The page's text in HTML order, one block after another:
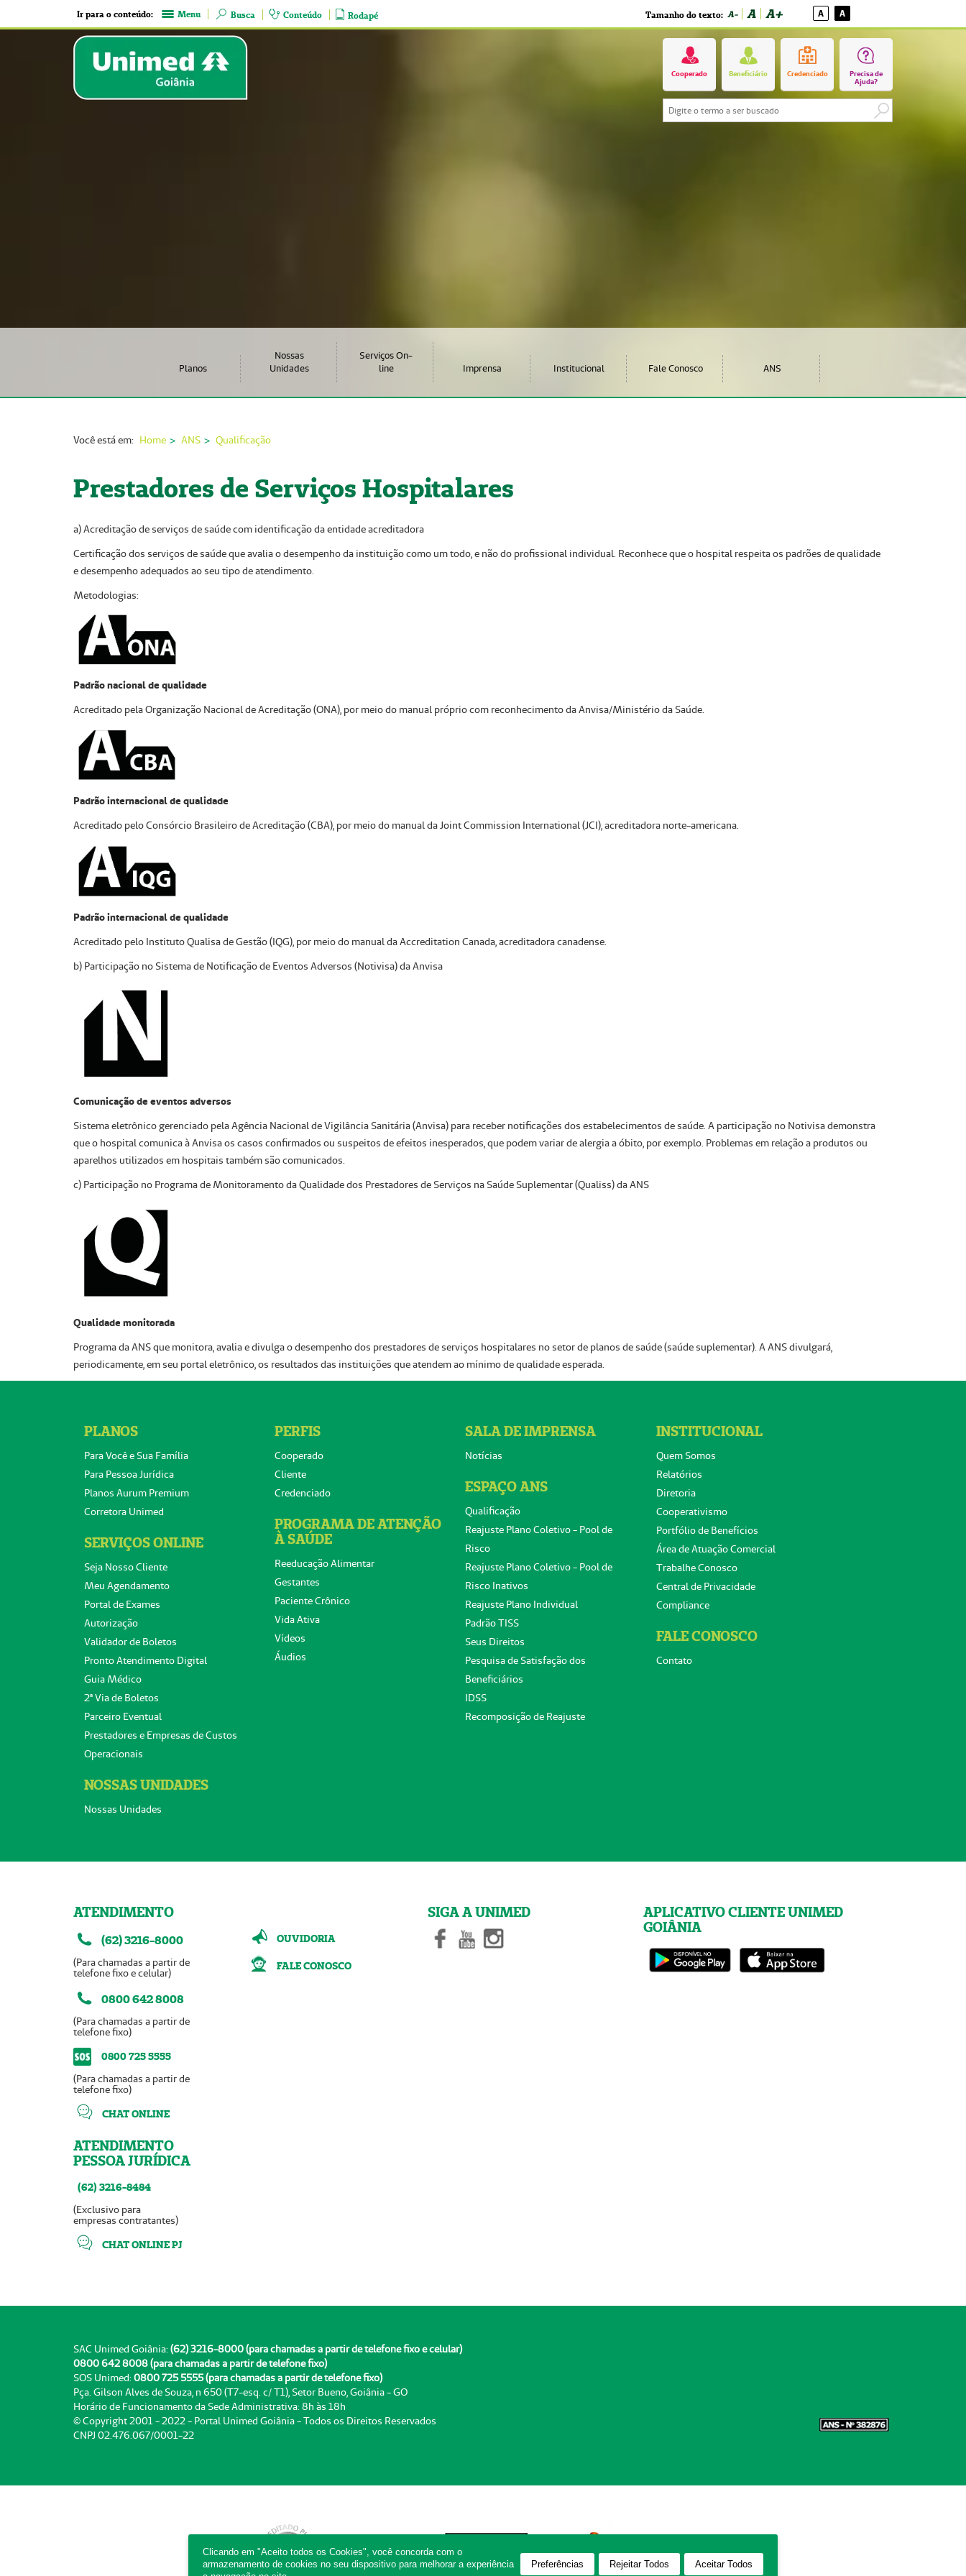
Ir para o conteúdo: Menu Busca Conteúdo Rodapé Tamanho do texto: A- A A+ A A
Cooperado Beneficiário Credenciado
Precisa de
Ajuda?
Planos
Nossas
Unidades
Serviços On-
line
Imprensa Institucional Fale Conosco ANS
Você está em: Home ANS Qualificação
Prestadores de Serviços Hospitalares
a) Acreditação de serviços de saúde com identificação da entidade acreditadora
Certificação dos serviços de saúde que avalia o desempenho da instituição como um todo, e não do profissional individual. Reconhece que o hospital respeita os padrões de qualidade
e desempenho adequados ao seu tipo de atendimento.
Metodologias:
Padrão nacional de qualidade
Acreditado pela Organização Nacional de Acreditação (ONA), por meio do manual próprio com reconhecimento da Anvisa/Ministério da Saúde.
Padrão internacional de qualidade
Acreditado pelo Consórcio Brasileiro de Acreditação (CBA), por meio do manual da Joint Commission International (JCI), acreditadora norte-americana.
Padrão internacional de qualidade
Acreditado pelo Instituto Qualisa de Gestão (IQG), por meio do manual da Accreditation Canada, acreditadora canadense.
b) Participação no Sistema de Notificação de Eventos Adversos (Notivisa) da Anvisa
Comunicação de eventos adversos
Sistema eletrônico gerenciado pela Agência Nacional de Vigilância Sanitária (Anvisa) para receber notificações dos estabelecimentos de saúde. A participação no Notivisa demonstra
que o hospital comunica à Anvisa os casos confirmados ou suspeitos de efeitos inesperados, que podem variar de alergia a óbito, por exemplo. Problemas em relação a produtos ou
aparelhos utilizados em hospitais também são comunicados.
c) Participação no Programa de Monitoramento da Qualidade dos Prestadores de Serviços na Saúde Suplementar (Qualiss) da ANS
Qualidade monitorada
Programa da ANS que monitora, avalia e divulga o desempenho dos prestadores de serviços hospitalares no setor de planos de saúde (saúde suplementar). A ANS divulgará,
periodicamente, em seu portal eletrônico, os resultados das instituições que atendem ao mínimo de qualidade esperada.
PLANOS
Para Você e Sua Família
Para Pessoa Jurídica
Planos Aurum Premium
Corretora Unimed
SERVIÇOS ONLINE
Seja Nosso Cliente
Meu Agendamento
Portal de Exames
Autorização
Validador de Boletos
Pronto Atendimento Digital
Guia Médico
2ª Via de Boletos
Parceiro Eventual
Prestadores e Empresas de Custos
Operacionais
NOSSAS UNIDADES
Nossas Unidades
PERFIS
Cooperado
Cliente
Credenciado
PROGRAMA DE ATENÇÃO
À SAÚDE
Reeducação Alimentar
Gestantes
Paciente Crônico
Vida Ativa
Vídeos
Áudios
SALA DE IMPRENSA
Notícias
ESPAÇO ANS
Qualificação
Reajuste Plano Coletivo - Pool de
Risco
Reajuste Plano Coletivo - Pool de
Risco Inativos
Reajuste Plano Individual
Padrão TISS
Seus Direitos
Pesquisa de Satisfação dos
Beneficiários
IDSS
Recomposição de Reajuste
INSTITUCIONAL
Quem Somos
Relatórios
Diretoria
Cooperativismo
Portfólio de Benefícios
Área de Atuação Comercial
Trabalhe Conosco
Central de Privacidade
Compliance
FALE CONOSCO
Contato
ATENDIMENTO
(62) 3216-8000
(Para chamadas a partir de
telefone fixo e celular)
0800 642 8008
(Para chamadas a partir de
telefone fixo)
0800 725 5555
(Para chamadas a partir de
telefone fixo)
CHAT ONLINE
ATENDIMENTO
PESSOA JURÍDICA
(62) 3216-8484
(Exclusivo para
empresas contratantes)
CHAT ONLINE PJ
OUVIDORIA
FALE CONOSCO
SIGA A UNIMED
APLICATIVO CLIENTE UNIMED
GOIÂNIA
SAC Unimed Goiânia: (62) 3216-8000 (para chamadas a partir de telefone fixo e celular)
0800 642 8008 (para chamadas a partir de telefone fixo)
SOS Unimed: 0800 725 5555 (para chamadas a partir de telefone fixo)
Pça. Gilson Alves de Souza, n 650 (T7-esq. c/ T1), Setor Bueno, Goiânia - GO
Horário de Funcionamento da Sede Administrativa: 8h às 18h
© Copyright 2001 - 2022 - Portal Unimed Goiânia - Todos os Direitos Reservados
CNPJ 02.476.067/0001-22
Clicando em "Aceito todos os Cookies", você concorda com o
armazenamento de cookies no seu dispositivo para melhorar a experiência
Preferências Rejeitar Todos Aceitar Todos